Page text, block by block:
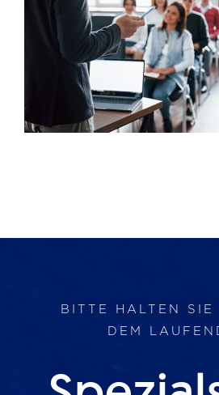
Produkte
Services
Auftragslabor
BITTE HALTEN SIE
DEM